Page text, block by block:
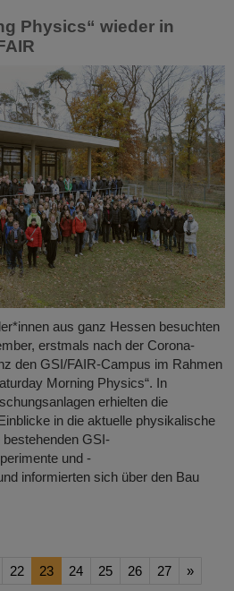
Physics“ wieder in
aus ganz Hessen besuchten
erstmals nach der Corona-
den GSI/FAIR-Campus im Rahmen
Morning Physics“. In
erhielten die
in die aktuelle physikalische
GSI-
und -
informierten sich über den Bau
22 23 24 25 26 27 »